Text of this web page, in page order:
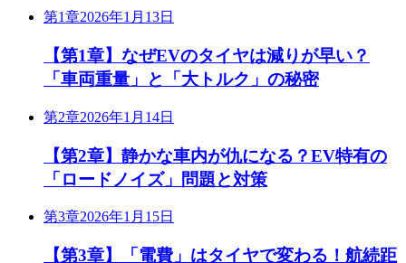
第1章2026年1月13日
【第1章】なぜEVのタイヤは減りが早い？
「車両重量」と「大トルク」の秘密
第2章2026年1月14日
【第2章】静かな車内が仇になる？EV特有の
「ロードノイズ」問題と対策
第3章2026年1月15日
【第3章】「電費」はタイヤで変わる！航続距